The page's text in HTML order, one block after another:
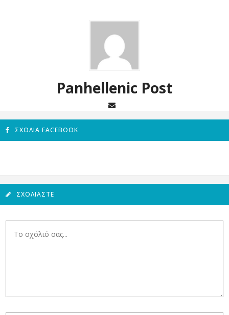
Panhellenic Post
ΣΧΌΛΙΑ FACEBOOK
ΣΧΟΛΙΆΣΤΕ